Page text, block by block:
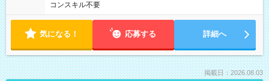
コンスキル不要
気になる！ 応募する 詳細へ
掲載日：2026.08.03